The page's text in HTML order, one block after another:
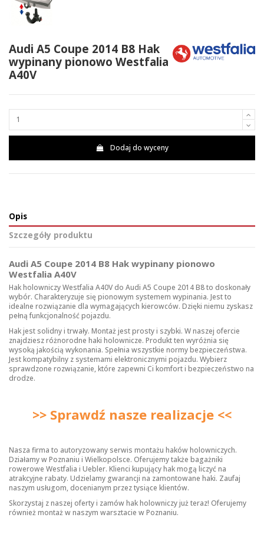
Audi A5 Coupe 2014 B8 Hak
wypinany pionowo Westfalia
A40V
Dodaj do wyceny
Opis
Szczegóły produktu
Audi A5 Coupe 2014 B8 Hak wypinany pionowo
Westfalia A40V
Hak holowniczy Westfalia A40V do Audi A5 Coupe 2014 B8 to doskonały
wybór. Charakteryzuje się pionowym systemem wypinania. Jest to
idealne rozwiązanie dla wymagających kierowców. Dzięki niemu zyskasz
pełną funkcjonalność pojazdu.
Hak jest solidny i trwały. Montaż jest prosty i szybki. W naszej ofercie
znajdziesz różnorodne haki holownicze. Produkt ten wyróżnia się
wysoką jakością wykonania. Spełnia wszystkie normy bezpieczeństwa.
Jest kompatybilny z systemami elektronicznymi pojazdu. Wybierz
sprawdzone rozwiązanie, które zapewni Ci komfort i bezpieczeństwo na
drodze.
>> Sprawdź nasze realizacje <<
Nasza firma to autoryzowany serwis montażu haków holowniczych.
Działamy w Poznaniu i Wielkopolsce. Oferujemy także bagażniki
rowerowe Westfalia i Uebler. Klienci kupujący hak mogą liczyć na
atrakcyjne rabaty. Udzielamy gwarancji na zamontowane haki. Zaufaj
naszym usługom, docenianym przez tysiące klientów.
Skorzystaj z naszej oferty i zamów hak holowniczy już teraz! Oferujemy
również montaż w naszym warsztacie w Poznaniu.